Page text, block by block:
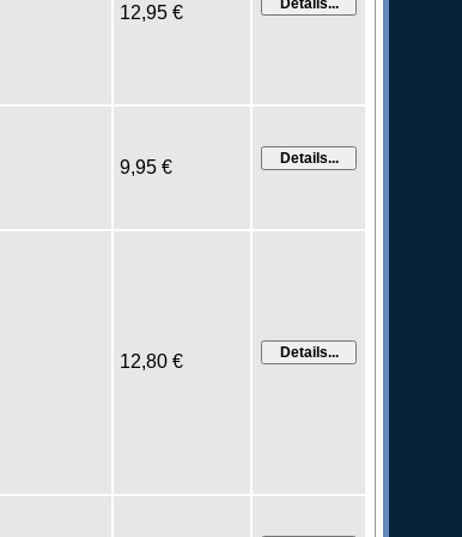
12,95 €
9,95 €
12,80 €